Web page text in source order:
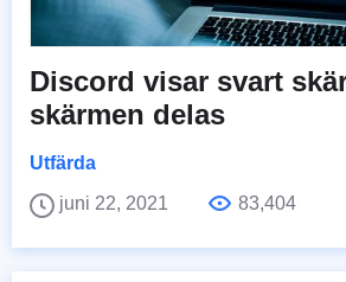
Discord visar svart
skärmen delas
Utfärda
juni 22, 2021
83,404